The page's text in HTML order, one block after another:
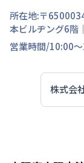
所在地:〒
本ビルヂング6階
営業時間/10:00
株式会